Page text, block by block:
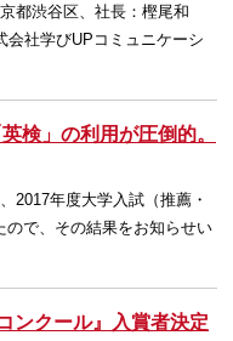
都渋谷区、社長：樫尾和
会社学びUPコミュニケーシ
検」の利用が圧倒的。
2017年度大学入試（推薦・
で、その結果をお知らせい
ンクール』入賞者決定